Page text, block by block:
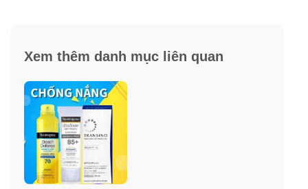
Việt Nam.
✓ Xịt chống nắng Neutrogena Beach Defense SPF70
không gây nhờn rít, không để lại vệt trắng như kem
chống nắng thông thường.
Xem thêm danh mục liên quan